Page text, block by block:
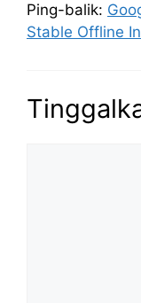
Ping-balik:
Stable Offline